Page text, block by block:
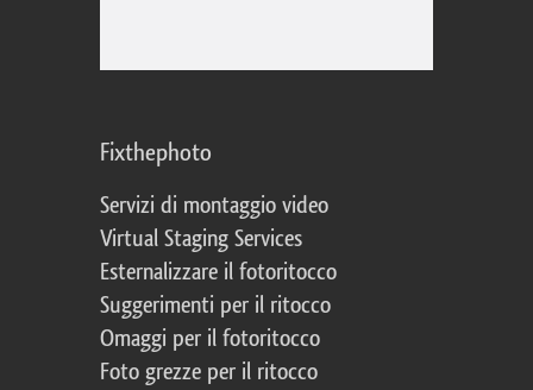
Fixthephoto
Servizi di montaggio video
Virtual Staging Services
Esternalizzare il fotoritocco
Suggerimenti per il ritocco
Omaggi per il fotoritocco
Foto grezze per il ritocco